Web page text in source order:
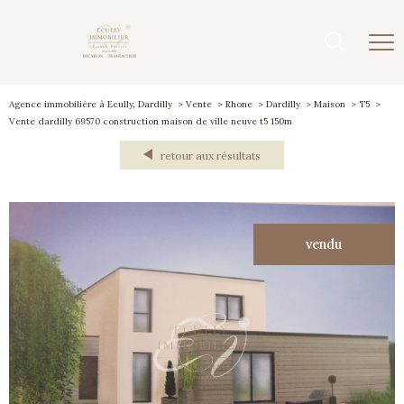
Agence immobilière à Ecully, Dardilly Vente Rhone Dardilly Maison
T5
Vente dardilly 69570 construction maison de ville neuve t5 150m
retour aux résultats
vendu